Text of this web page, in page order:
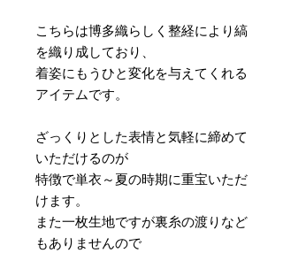
こちらは博多織らしく整経により縞
を織り成しており、
着姿にもうひと変化を与えてくれる
アイテムです。
ざっくりとした表情と気軽に締めて
いただけるのが
特徴で単衣～夏の時期に重宝いただ
けます。
また一枚生地ですが裏糸の渡りなど
もありませんので